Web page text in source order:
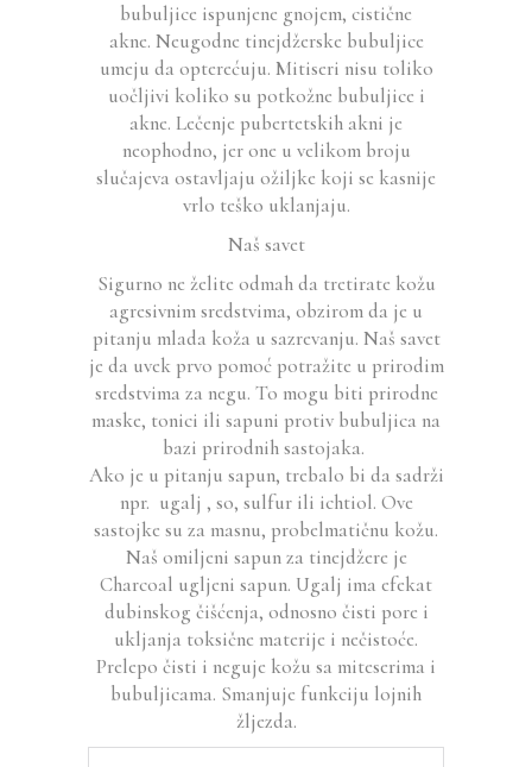
bubuljice ispunjene gnojem, cistične
akne. Neugodne tinejdžerske bubuljice
umeju da opterećuju. Mitiseri nisu toliko
uočljivi koliko su potkožne bubuljice i
akne. Lečenje pubertetskih akni je
neophodno, jer one u velikom broju
slučajeva ostavljaju ožiljke koji se kasnije
vrlo teško uklanjaju.
Naš savet
Sigurno ne želite odmah da tretirate kožu
agresivnim sredstvima, obzirom da je u
pitanju mlada koža u sazrevanju. Naš savet
je da uvek prvo pomoć potražite u prirodim
sredstvima za negu. To mogu biti prirodne
maske, tonici ili sapuni protiv bubuljica na
bazi prirodnih sastojaka.
Ako je u pitanju sapun, trebalo bi da sadrži
npr. ugalj , so, sulfur ili ichtiol. Ove
sastojke su za masnu, probelmatičnu kožu.
Naš omiljeni sapun za tinejdžere je
Charcoal ugljeni sapun. Ugalj ima efekat
dubinskog čišćenja, odnosno čisti pore i
ukljanja toksične materije i nečistoće.
Prelepo čisti i neguje kožu sa miteserima i
bubuljicama. Smanjuje funkciju lojnih
žljezda.